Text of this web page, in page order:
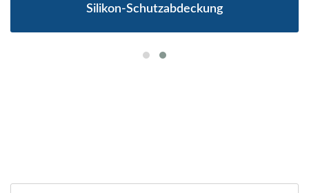
Silikon-Schutzabdeckung